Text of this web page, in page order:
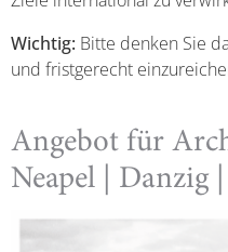
Wichtig: Bitte denken Sie
und fristgerecht
Angebot für
Neapel | Danzig